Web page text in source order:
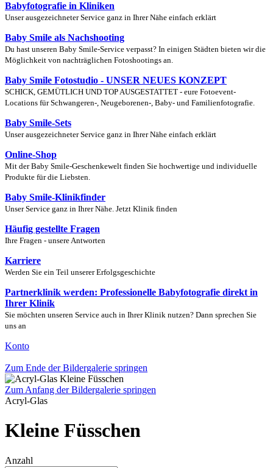
Babyfotografie in Kliniken
Unser ausgezeichneter Service ganz in Ihrer Nähe einfach erklärt
Baby Smile als Nachshooting
Du hast unseren Baby Smile-Service verpasst? In einigen Städten bieten wir die
Möglichkeit von nachträglichen Fotoshootings an.
Baby Smile Fotostudio - UNSER NEUES KONZEPT
SCHICK, GEMÜTLICH UND TOP AUSGESTATTET - eure Fotoevent-
Locations für Schwangeren-, Neugeborenen-, Baby- und Familienfotografie.
Baby Smile-Sets
Unser ausgezeichneter Service ganz in Ihrer Nähe einfach erklärt
Online-Shop
Mit der Baby Smile-Geschenkewelt finden Sie hochwertige und individuelle
Produkte für die Liebsten.
Baby Smile-Klinikfinder
Unser Service ganz in Ihrer Nähe. Jetzt Klinik finden
Häufig gestellte Fragen
Ihre Fragen - unsere Antworten
Karriere
Werden Sie ein Teil unserer Erfolgsgeschichte
Partnerklinik werden: Professionelle Babyfotografie direkt in
Ihrer Klinik
Sie möchten unseren Service auch in Ihrer Klinik nutzen? Dann sprechen Sie
uns an
Konto
Zum Ende der Bildergalerie springen
Zum Anfang der Bildergalerie springen
Acryl-Glas
Kleine Füsschen
Anzahl